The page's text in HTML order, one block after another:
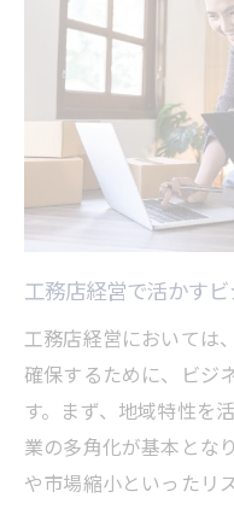
収益構造を
顧客満足度と経
工務店経営で
効率的な工
ト
ビジネスプラ
顧客目線で
信頼を築く工
現場実践で活か
工務店経営
現場スタッ
術
工務店経営
工務店経営で活かす
工務店経営においては
確保するために、ビジ
す。まず、地域特性を
業の多角化が基本とな
や市場縮小といったリ